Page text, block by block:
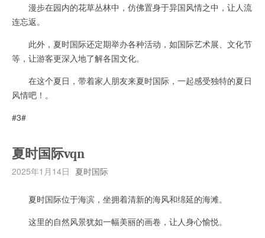
漫步在园内的花草丛林中，仿佛置身于异国风情之中，让人流
连忘返。
此外，夏时国际还定期举办各种活动，如国际艺术展、文化节
等，让游客更深入地了解各国文化。
在这个夏日，带着家人朋友来夏时国际，一起感受独特的夏日
风情吧！。
#3#
夏时国际vqn
2025年1月14日 夏时国际
夏时国际位于海滨，坐拥着清新的海风和绵延的海滩。
这里的自然风景犹如一幅美丽的画卷，让人身心愉悦。